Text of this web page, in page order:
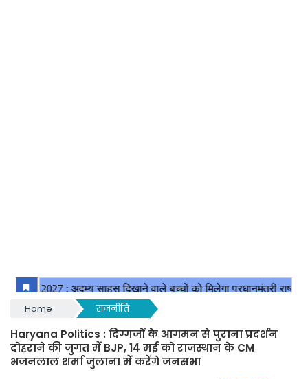
Home राजनीति
Haryana Politics : दिग्गजों के आगमन से पुराना प्रदर्शन
दोहराने की जुगत में BJP, 14 मई को राजस्थान के CM
भजनलाल शर्मा जुलाना में करेंगे जनसभा